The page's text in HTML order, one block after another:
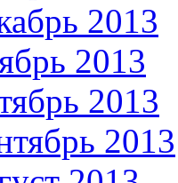
2013
2013
2013
2013